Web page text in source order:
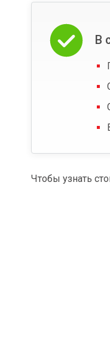
В
Чтобы узнать